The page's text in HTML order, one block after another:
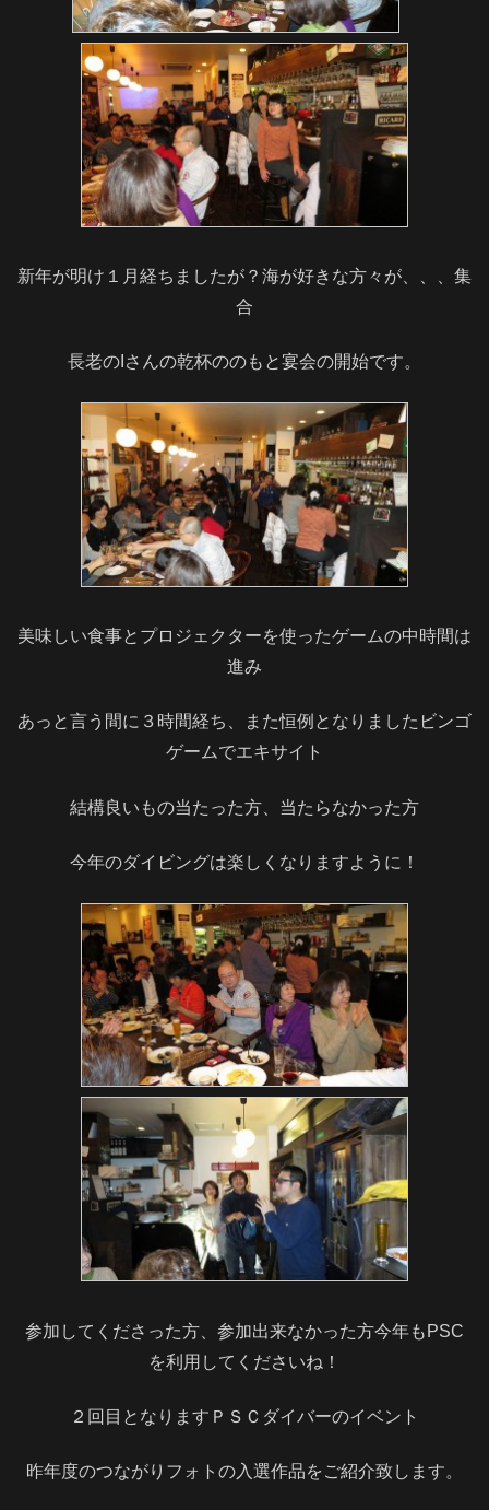
新年が明け１月経ちましたが？海が好きな方々が、、、集
合
長老のIさんの乾杯ののもと宴会の開始です。
美味しい食事とプロジェクターを使ったゲームの中時間は
進み
あっと言う間に３時間経ち、また恒例となりましたビンゴ
ゲームでエキサイト
結構良いもの当たった方、当たらなかった方
今年のダイビングは楽しくなりますように！
参加してくださった方、参加出来なかった方今年もPSC
を利用してくださいね！
２回目となりますＰＳＣダイバーのイベント
昨年度のつながりフォトの入選作品をご紹介致します。